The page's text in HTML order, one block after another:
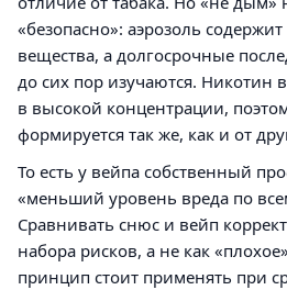
«безопасно»: аэрозоль
вещества, а долгосрочные
до сих пор изучаются. Никотин
в высокой концентрации,
формируется так же, как и от
То есть у вейпа собственный
«меньший уровень вреда по
Сравнивать снюс и вейп
набора рисков, а не как
принцип стоит применять при